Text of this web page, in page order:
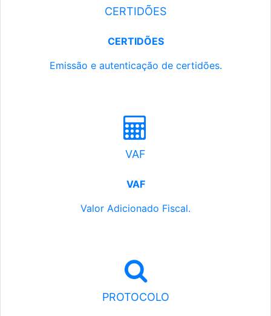
CERTIDÕES
CERTIDÕES
Emissão e autenticação de certidões.
VAF
VAF
Valor Adicionado Fiscal.
PROTOCOLO